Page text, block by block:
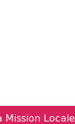
Mission Locale